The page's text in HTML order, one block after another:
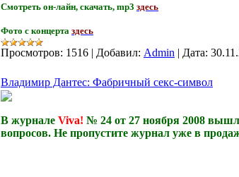
Смотреть он-лайн, скачать, mp3 здесь
Фото с концерта здесь
Просмотров: 1516 | Добавил: Admin | Дата:
Владимир Дантес: Фабричный секс-символ
В журнале Viva! № 24 от 27 ноября 2008
вопросов. Не пропустите журнал уже в